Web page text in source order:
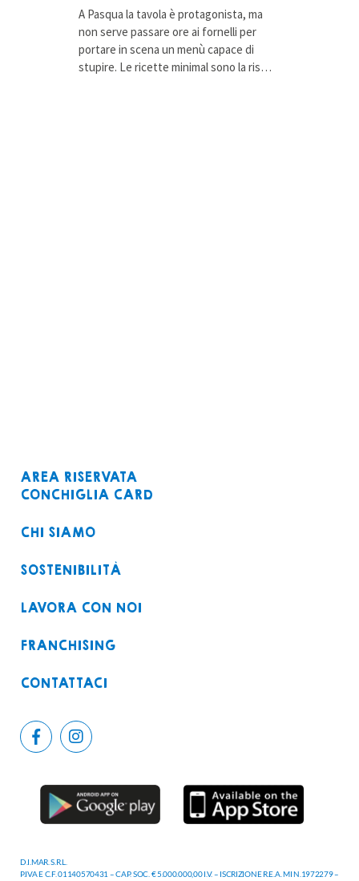
A Pasqua la tavola è protagonista, ma
non serve passare ore ai fornelli per
portare in scena un menù capace di
stupire. Le ricette minimal sono la ris…
AREA RISERVATA
CONCHIGLIA CARD
CHI SIAMO
SOSTENIBILITÀ
LAVORA CON NOI
FRANCHISING
CONTATTACI
D.I.MAR. S.R.L.
P.IVA E C.F. 01140570431 – CAP. SOC. € 5.000.000,00 I.V. – ISCRIZIONE R.E.A. MI N.1972279 –